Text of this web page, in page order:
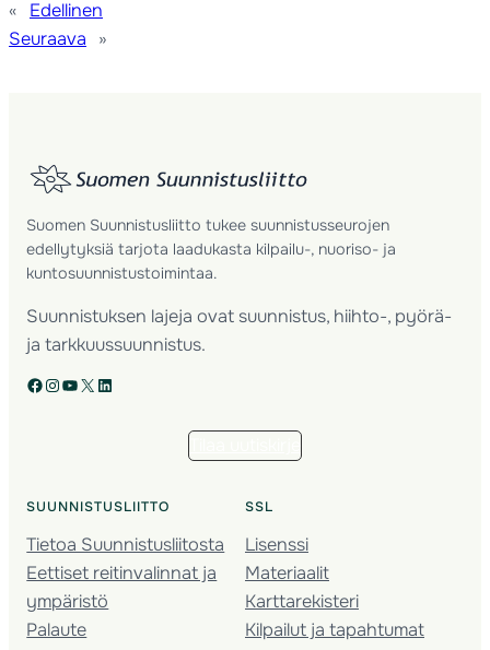
«
Edellinen
Seuraava
»
Suomen Suunnistusliitto tukee suunnistusseurojen
edellytyksiä tarjota laadukasta kilpailu-, nuoriso- ja
kuntosuunnistustoimintaa.
Suunnistuksen lajeja ovat suunnistus, hiihto-, pyörä-
ja tarkkuussuunnistus.
Facebook Instagram YouTube X LinkedIn
SUUNNISTUSLIITTO
Tietoa Suunnistusliitosta
Eettiset reitinvalinnat ja
ympäristö
Palaute
SSL
Lisenssi
Materiaalit
Karttarekisteri
Kilpailut ja tapahtumat